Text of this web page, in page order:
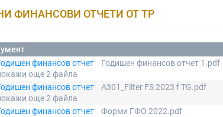
ФИНАНСОВИ ОТЧЕТИ ОТ ТР
финансов отчет
Годишен финансов отчет 1.pdf
още 2 файла
финансов отчет
A301_Filter FS 2023 f TG.pdf
още 2 файла
финансов отчет
Форми ГФО 2022.pdf